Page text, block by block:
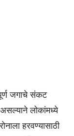
जगाचे संकट
लोकांमध्ये
हरवण्यासाठी